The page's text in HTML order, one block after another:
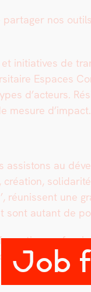
Job
nos
ini­tia­tives de
Espaces
d’acteurs.
mesure
au
réu­nis­sent
autant de